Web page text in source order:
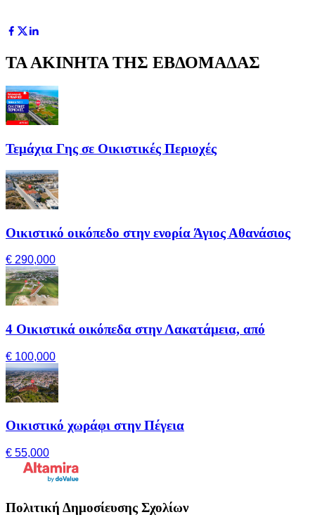
ΤΑ ΑΚΙΝΗΤΑ ΤΗΣ ΕΒΔΟΜΑΔΑΣ
Τεμάχια Γης σε Οικιστικές Περιοχές
Οικιστικό οικόπεδο στην ενορία Άγιος Αθανάσιος
€ 290,000
4 Οικιστικά οικόπεδα στην Λακατάμεια, από
€ 100,000
Οικιστικό χωράφι στην Πέγεια
€ 55,000
Πολιτική Δημοσίευσης Σχολίων